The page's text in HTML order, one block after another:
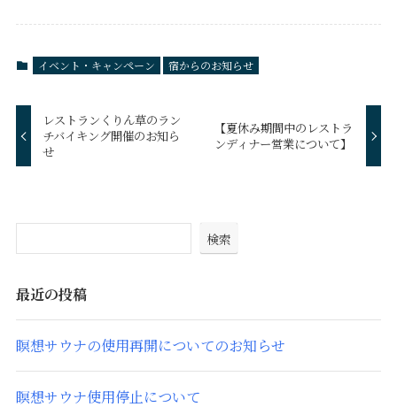
イベント・キャンペーン 宿からのお知らせ
レストランくりん草のラン
チバイキング開催のお知ら
せ
【夏休み期間中のレストラ
ンディナー営業について】
検索
最近の投稿
瞑想サウナの使用再開についてのお知らせ
瞑想サウナ使用停止について